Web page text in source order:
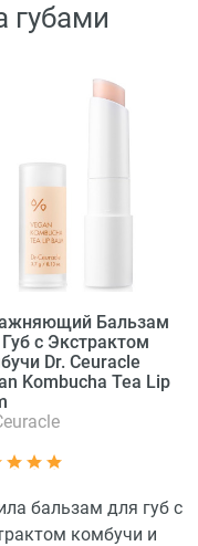
губами
Бальзам
с Экстрактом
Dr. Ceuracle
Kombucha Tea Lip
бальзам для губ с
комбучи и